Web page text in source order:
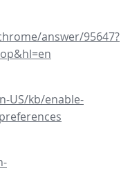
answer/95647?
US/kb/enable-